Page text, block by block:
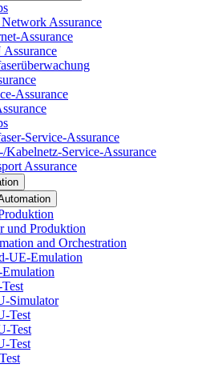
Assurance
Assurance
Assurance
Service-Assurance
Kabelnetz-Service-Assurance
Assurance
und Produktion
and Orchestration
UE-Emulation
Simulator
Test
Test
Test